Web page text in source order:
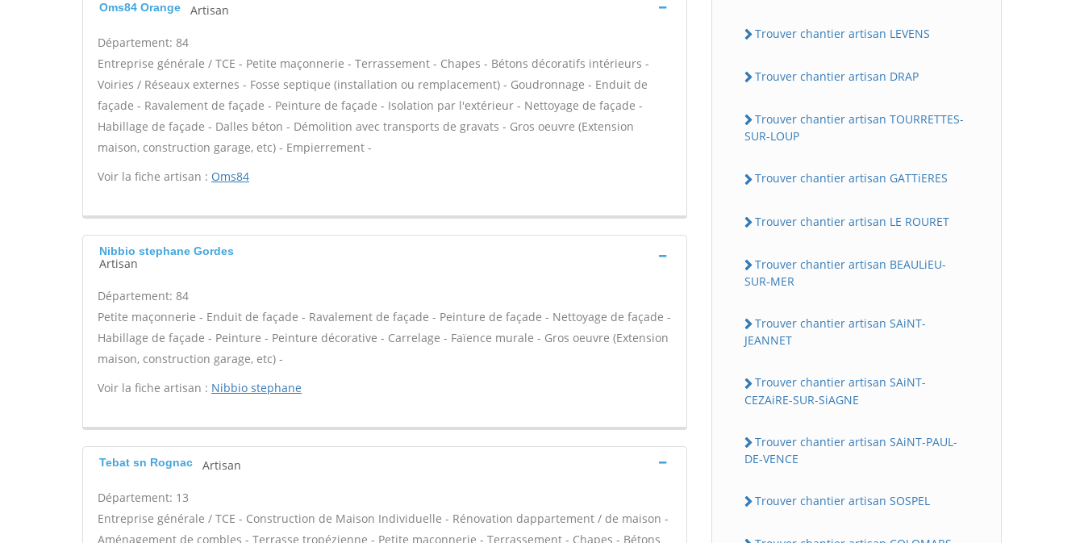
Oms84 Orange Artisan
Département: 84
Entreprise générale / TCE - Petite maçonnerie - Terrassement - Chapes - Bétons décoratifs intérieurs -
Voiries / Réseaux externes - Fosse septique (installation ou remplacement) - Goudronnage - Enduit de
façade - Ravalement de façade - Peinture de façade - Isolation par l'extérieur - Nettoyage de façade -
Habillage de façade - Dalles béton - Démolition avec transports de gravats - Gros oeuvre (Extension
maison, construction garage, etc) - Empierrement -
Voir la fiche artisan : Oms84
Nibbio stephane Gordes
Artisan
Département: 84
Petite maçonnerie - Enduit de façade - Ravalement de façade - Peinture de façade - Nettoyage de façade -
Habillage de façade - Peinture - Peinture décorative - Carrelage - Faïence murale - Gros oeuvre (Extension
maison, construction garage, etc) -
Voir la fiche artisan : Nibbio stephane
Tebat sn Rognac Artisan
Département: 13
Entreprise générale / TCE - Construction de Maison Individuelle - Rénovation dappartement / de maison -
Aménagement de combles - Terrasse tropézienne - Petite maçonnerie - Terrassement - Chapes - Bétons
Trouver chantier artisan LEVENS
Trouver chantier artisan DRAP
Trouver chantier artisan TOURRETTES-
SUR-LOUP
Trouver chantier artisan GATTiERES
Trouver chantier artisan LE ROURET
Trouver chantier artisan BEAULiEU-
SUR-MER
Trouver chantier artisan SAiNT-
JEANNET
Trouver chantier artisan SAiNT-
CEZAiRE-SUR-SiAGNE
Trouver chantier artisan SAiNT-PAUL-
DE-VENCE
Trouver chantier artisan SOSPEL